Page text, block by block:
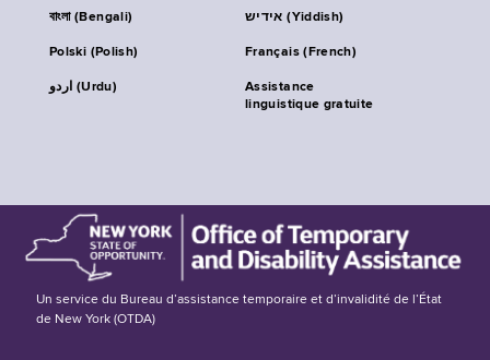
বাংলা (Bengali) אידיש (Yiddish)
Polski (Polish) Français (French)
اردو (Urdu)
Assistance
linguistique gratuite
Un service du Bureau d’assistance temporaire et d’invalidité de l’État
de New York (OTDA)